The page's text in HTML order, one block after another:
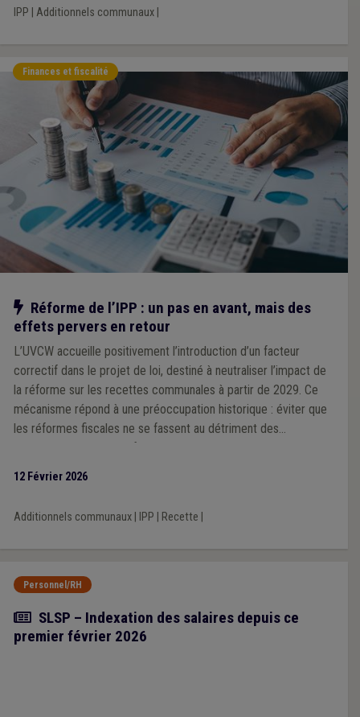
IPP Additionnels communaux|
Finances et fiscalité
Notre action
Réforme de l’IPP : un pas en avant, mais des
effets pervers en retour
L’UVCW accueille positivement l’introduction d’un facteur
correctif dans le projet de loi, destiné à neutraliser l’impact de
la réforme sur les recettes communales à partir de 2029. Ce
mécanisme répond à une préoccupation historique : éviter que
les réformes fiscales ne se fassent au détriment des
communes, comme ce fut le cas par le passé. Cependant,
12 Février 2026
Additionnels communaux| IPP Recette
Personnel/RH
Actualité
SLSP – Indexation des salaires depuis ce
premier février 2026